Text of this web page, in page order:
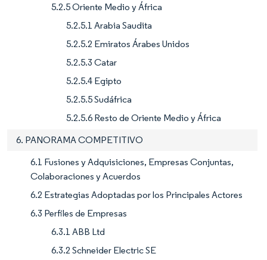
5.2.5 Oriente Medio y África
5.2.5.1 Arabia Saudita
5.2.5.2 Emiratos Árabes Unidos
5.2.5.3 Catar
5.2.5.4 Egipto
5.2.5.5 Sudáfrica
5.2.5.6 Resto de Oriente Medio y África
6. PANORAMA COMPETITIVO
6.1 Fusiones y Adquisiciones, Empresas Conjuntas,
Colaboraciones y Acuerdos
6.2 Estrategias Adoptadas por los Principales Actores
6.3 Perfiles de Empresas
6.3.1 ABB Ltd
6.3.2 Schneider Electric SE